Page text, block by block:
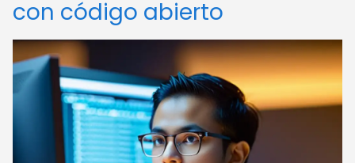
con código abierto